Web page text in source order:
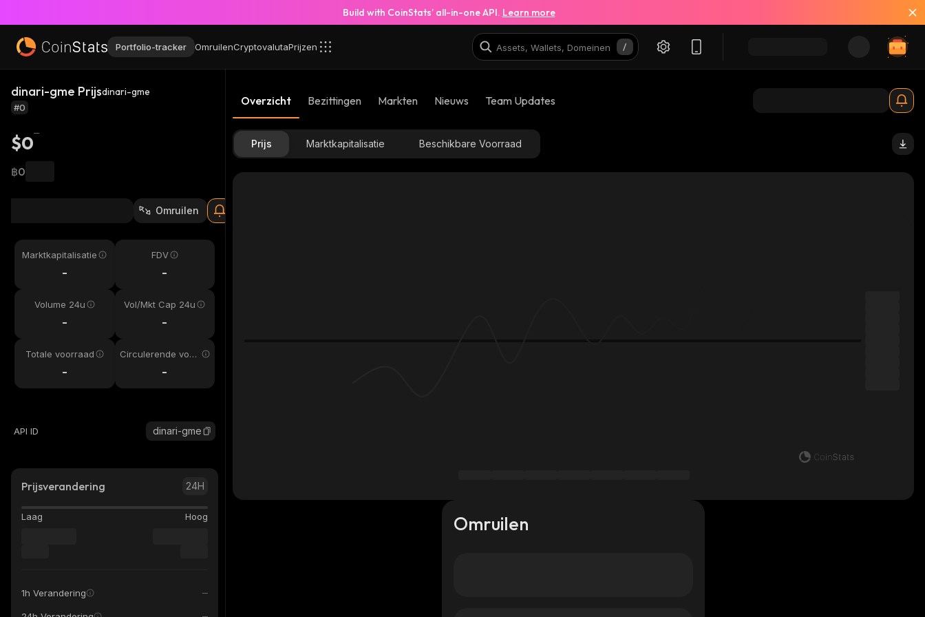
Build with CoinStats’ all-in-one API. Learn more
Portfolio-tracker OmruilenCryptovalutaPrijzen
dinari-gme Prijsdinari-gme
#0
$0
฿0
Omruilen
Marktkapitalisatie
-
FDV
-
Volume 24u
-
Vol/Mkt Cap 24u
-
Totale voorraad
-
Circulerende voor
-
API ID dinari-gme
Prijsverandering 24H
Laag Hoog
1h Verandering
Overzicht Bezittingen Markten Nieuws Team Updates
Prijs Marktkapitalisatie Beschikbare Voorraad
Omruilen